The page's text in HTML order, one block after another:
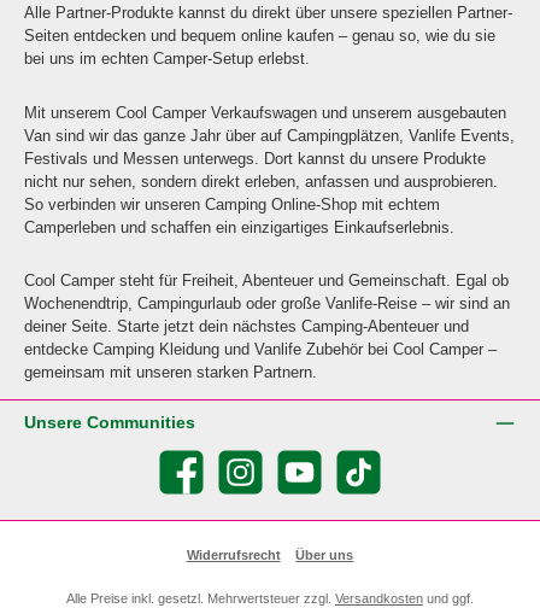
Alle Partner-Produkte kannst du direkt über unsere speziellen Partner-
Seiten entdecken und bequem online kaufen – genau so, wie du sie
bei uns im echten Camper-Setup erlebst.
Mit unserem Cool Camper Verkaufswagen und unserem ausgebauten
Van sind wir das ganze Jahr über auf Campingplätzen, Vanlife Events,
Festivals und Messen unterwegs. Dort kannst du unsere Produkte
nicht nur sehen, sondern direkt erleben, anfassen und ausprobieren.
So verbinden wir unseren Camping Online-Shop mit echtem
Camperleben und schaffen ein einzigartiges Einkaufserlebnis.
Cool Camper steht für Freiheit, Abenteuer und Gemeinschaft. Egal ob
Wochenendtrip, Campingurlaub oder große Vanlife-Reise – wir sind an
deiner Seite. Starte jetzt dein nächstes Camping-Abenteuer und
entdecke Camping Kleidung und Vanlife Zubehör bei Cool Camper –
gemeinsam mit unseren starken Partnern.
Unsere Communities
Facebook Instagram YouTube TikTok
Widerrufsrecht Über uns
Alle Preise inkl. gesetzl. Mehrwertsteuer zzgl. Versandkosten und ggf.